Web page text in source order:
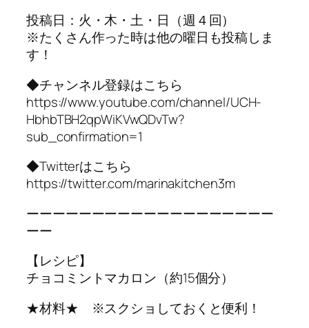
投稿日：火・木・土・日（週４回）
※たくさん作った時は他の曜日も投稿しま
す！
◆チャンネル登録はこちら
https://www.youtube.com/channel/UCH-
HbhbTBH2qpWiKVwQDvTw?
sub_confirmation=1
◆Twitterはこちら
https://twitter.com/marinakitchen3m
ーーーーーーーーーーーーーーーーーーー
ーー
【レシピ】
チョコミントマカロン（約15個分）
★材料★ ※スクショしておくと便利！